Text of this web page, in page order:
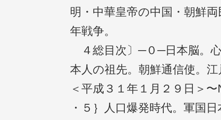
明・中華皇帝の中国・朝鮮
年戦争。
４総目次〕─０─日本脳。
本人の祖先。朝鮮通信使。
＜平成３１年１月２９日＞
・５｝人口爆発時代。軍国